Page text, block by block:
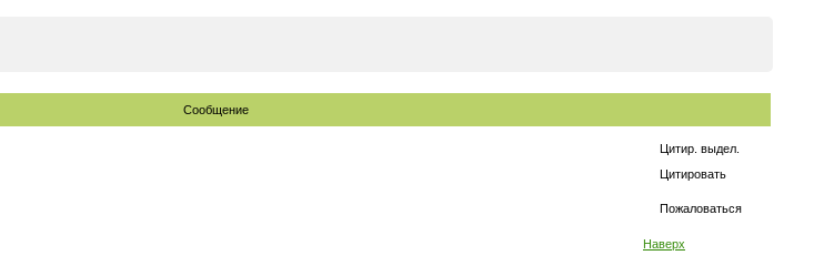
Сообщение
Цитир. выдел.
Цитировать
Пожаловаться
Наверх